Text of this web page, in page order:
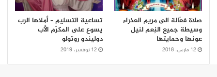
صلاة فعّالة الى مريم العذراء
وسيطة جميع النِعم لنيل
عونها وحمايتها
12 مارس، 2018
تساعية التسليم – أملاها الرب
يسوع على المكرّم الأب
دوليندو روتولو
12 نوفمبر، 2019